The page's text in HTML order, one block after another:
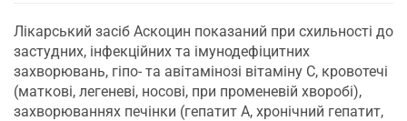
Лікарський засіб Аскоцин показаний при схильності до
застудних, інфекційних та імунодефіцитних
захворювань, гіпо- та авітамінозі вітаміну С, кровотечі
(маткові, легеневі, носові, при променевій хворобі),
захворюваннях печінки (гепатит А, хронічний гепатит,